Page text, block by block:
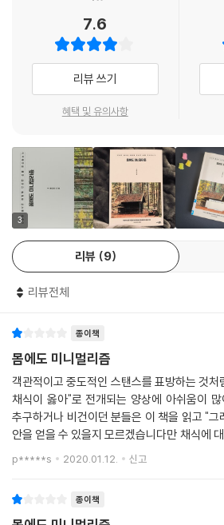
그런데 웬걸, 겨울도 전혀 힘들지 않았다. 나는
가 필수였다. 가을부터 시작해서 롱패딩이 겨
긴팔, 니트, 가디건, 패딩, 목도리, 장갑으로 무
있었다. 스타킹을 신고 그 위에 바지를 입던 사
차가워서 수면양말 없이는 절대 잠을 못 잤다.
울용 잠옷 바지 하나와 반팔 위에 가디건 하나
도 필요 없고, 보일러도 필요 없고 그냥 이불 하
--- p.217
“그동안 수십만 원 하는 아이크림부터, 면세점
들였었네요. 이젠 무용지물. 저도 물 세안, 물
이제 완전히 정착한 것 같아요. 아무 위화감이
돌릴 때는 세제도 안 써요. 오래 묵혀두지 않고
리니까 겉에 묻은 먼지제거 정도만 되어도 좋
--- p.271
며칠 전 엄마가 나에게 메시지를 보내셨다. ‘
사는 우리 딸이 대견하구나, 늘 응원한다’는 내
도 ‘평범하게 살아라, 남들처럼 살아라’며 속
이렇게 될 줄은 몰랐다. 음식을 바꾸자 인생이
‘반드시’라는 것은 없다. 자꾸만 어떤 한계를
짝 열어두자. 지금도 현재 진행형이다. 이 책을
7.6
리뷰 쓰기
혜택 및 유의사항
3
리뷰 9
리뷰전체
종이책
몸에도 미니멀리즘
객관적이고 중도적인 스탠스를 표방하는 것처
채식이 옳아"로 전개되는 양상에 아쉬움이
추구하거나 비건이던 분들은 이 책을 읽고 "그
안을 얻을 수 있을지 모르겠습니다만 채식에
고 싶어서 책을 구매하는 분들에게는 도움이
p*****s 2020.01.12. 신고
종이책